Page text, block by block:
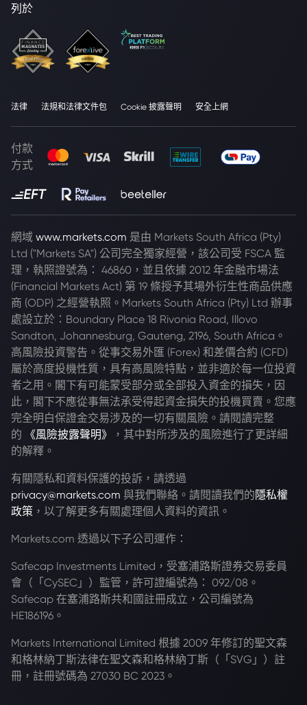
列於
法律 法規和法律文件包 Cookie 披露聲明 安全上網
付款
方式
網域 www.markets.com 是由 Markets South Africa (Pty)
Ltd ("Markets SA") 公司完全獨家經營，該公司受 FSCA 監
理，執照證號為： 46860，並且依據 2012 年金融市場法
(Financial Markets Act) 第 19 條授予其場外衍生性商品供應
商 (ODP) 之經營執照。Markets South Africa (Pty) Ltd 辦事
處設立於：Boundary Place 18 Rivonia Road, Illovo
Sandton, Johannesburg, Gauteng, 2196, South Africa。
高風險投資警告。從事交易外匯 (Forex) 和差價合約 (CFD)
屬於高度投機性質，具有高風險特點，並非適於每一位投資
者之用。閣下有可能蒙受部分或全部投入資金的損失，因
此，閣下不應從事無法承受得起資金損失的投機買賣。您應
完全明白保證金交易涉及的一切有關風險。請閱讀完整
的
《風險披露聲明》
，其中對所涉及的風險進行了更詳細
的解釋。
有關隱私和資料保護的投訴，請透過
privacy@markets.com 與我們聯絡。請閱讀我們的隱私權
政策 ，以了解更多有關處理個人資料的資訊。
Markets.com 透過以下子公司運作：
Safecap Investments Limited，受塞浦路斯證券交易委員
會（「CySEC」）監管，許可證編號為： 092/08。
Safecap 在塞浦路斯共和國註冊成立，公司編號為
HE186196。
Markets International Limited 根據 2009 年修訂的聖文森
和格林納丁斯法律在聖文森和格林納丁斯（「SVG」）註
冊，註冊號碼為 27030 BC 2023。